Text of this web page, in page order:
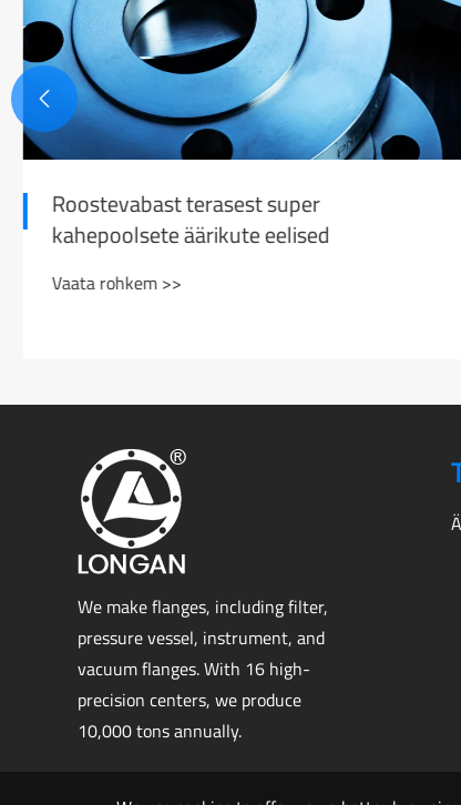
Roostevabast terasest super
kahepoolsete äärikute eelised
Vaata rohkem >>

We make flanges, including filter,
pressure vessel, instrument, and
vacuum flanges. With 16 high-
precision centers, we produce
10,000 tons annually.